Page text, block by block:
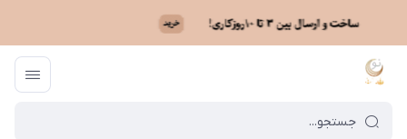
ماه نو / فهرست محصولات